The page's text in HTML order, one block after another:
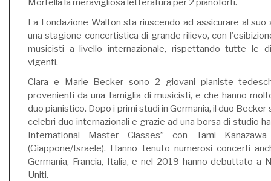
Mortella la meravigliosa letteratura per 2 pianoforti.
La Fondazione Walton sta riuscendo ad assicurare al
una stagione concertistica di grande rilievo, con
musicisti a livello internazionale, rispettando tutte le
vigenti.
Clara e Marie Becker sono 2 giovani pianiste
provenienti da una famiglia di musicisti, e che hanno
duo pianistico. Dopo i primi studi in Germania, il duo Becker
celebri duo internazionali e grazie ad una borsa di studio
International Master Classes” con Tami
(Giappone/Israele). Hanno tenuto numerosi concerti
Germania, Francia, Italia, e nel 2019 hanno debuttato a
Uniti.